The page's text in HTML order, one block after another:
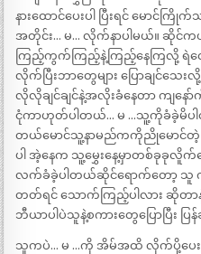
နားထောင်ပေးပါ ပြီးရင် မောင်က
အတိုင်း… မ… လိုက်နာပါမယ်။
ကြည့်ကွက်ကြည့်နဲ့ကြည့်နေကြလို့ ရဲလ
လိုက်ပြီးဘာတွေများ ပြောချင်သ
လိုလိုချင်ချင်နဲ့အလိုးခံနေတာ ကျနေ
ငုံကာဟုတ်ပါတယ်… မ …သူ့ကိုခံခဲ့မိပါ
တယ်မောင်သူ့နာမည်ကကိုညိုမောင်
ပါ အဲ့နေက သူ့မွှေးနေ့မှာတစ်ခုခုလိူက်က
လက်ခံခဲ့ပါတယ်ဆိုင်ရောက်တော့
တတ်ရင် သောက်ကြည့်ပါလား ဆိုတာ
ဘီယာပါပဲသူနဲ့စကားတွေပြောပြီး ပြန်ခ
သူကပဲ… မ …ကို အိမ်အထိ လိုက်ပို့ပေး